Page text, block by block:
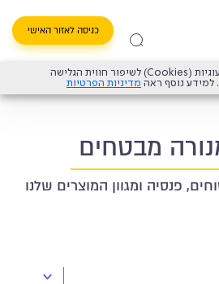
כניסה לאזור האישי
אתר זה משתמש בעוגיות (Cookies) לשיפור חווית הגלישה
למידע נוסף ראה מדיניות הפרטיות
מבטחים
פנסיה ומגוון המוצרים שלנו